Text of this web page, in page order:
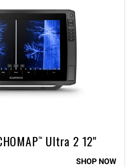
Ultra 2 12"
SHOP NOW